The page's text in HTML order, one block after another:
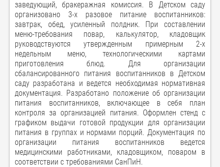
заведующий, бракеражная комиссия. В Детском саду
организовано 3-х разовое питание воспитанников:
завтрак, обед, усиленный полдник. При составлении
меню-требования повар, калькулятор, кладовщик
руководствуются утвержденным примерным 2-х
недельным меню, технологическими картами
приготовления блюд. Для организации
сбалансированного питания воспитанников в Детском
саду разработана и ведется необходимая нормативная
документация. Разработано положение об организации
питания воспитанников, включающее в себя план
контроля за организацией питания. Оформлен стенд с
графиком выдачи готовой продукции для организации
питания в группах и нормами порций. Документация по
организации питания воспитанников ведется
медицинскими работниками, кладовщиком, поваром в
соответствии с требованиями СанПиН.